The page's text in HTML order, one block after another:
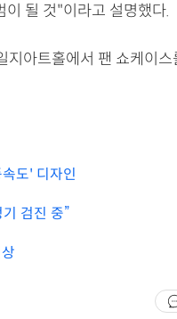
될 것"이라고 설명했다.
지아트홀에서 팬 쇼케이
도' 디자인
검진 중”